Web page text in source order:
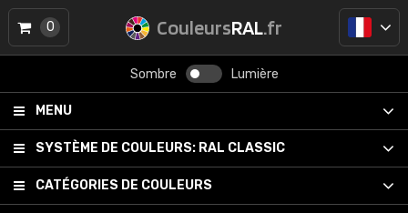
CouleursRAL.fr
Sombre Lumière
MENU
SYSTÈME DE COULEURS: RAL CLASSIC
CATÉGORIES DE COULEURS
0